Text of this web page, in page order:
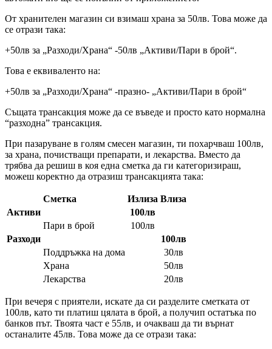
От хранителен магазин си взимаш храна за 50лв. Това може да
се отрази така:
+50лв за „Разходи/Храна“ -50лв „Активи/Пари в брой“.
Това е еквиваленто на:
+50лв за „Разходи/Храна“ -празно- „Активи/Пари в брой“
Същата трансакция може да се въведе и просто като нормална
“разходна” трансакция.
При пазаруване в голям смесен магазин, ти похарчваш 100лв,
за храна, почистващи препарати, и лекарства. Вместо да
трябва да решиш в коя една сметка да ги категоризираш,
можеш коректно да отразиш трансакцията така:
Сметка Излиза Влиза
Активи
100лв
Пари в брой
100лв
Разходи
100лв
Поддръжка на дома
30лв
Храна
50лв
Лекарства
20лв
При вечеря с приятели, искате да си разделите сметката от
100лв, като ти платиш цялата в брой, а получип остатъка по
банков път. Твоята част е 55лв, и очакваш да ти върнат
останалите 45лв. Това може да се отрази така: